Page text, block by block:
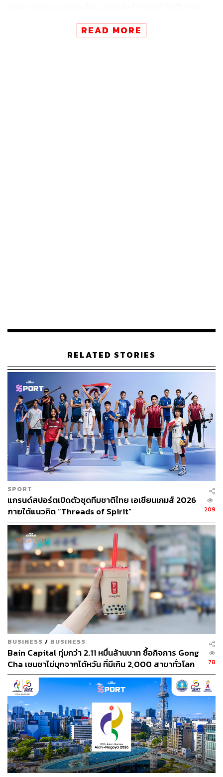
ในบรรยากาศเปิดกว้างและเข้าถึงง่าย ปี 2025 นี้ งานจัดขึ้น
Jokei – Scene (or Memory)
โดย Yoshiaki Kanamori
ผลงานนี้ได้แรงบันดาลใจจากภาพจำของเมืองในชีวิตประจำ
วัน เช่น เส้นทางเดินกลับบ้านตอนค่ำ หน้าต่างที่เหลือบมอง
โดยไม่ตั้งใจ หรือผนังที่แตะโดยไม่รู้ตัว Kanamori สร้างพื้นที่
จำลองโดยใช้บันไดเป็นโคมไฟ และลูกกรงหน้าต่างเป็นงาน
ติดตั้งแสง เพื่อ “เก็บชิ้นส่วน” ของฉากชีวิตประจำวันที่แอบ
ซ่อนอยู่ในความทรงจำ งานนี้จึงสื่อถึงการให้ความหมายกับ
สิ่งที่ดูธรรมดาๆ และชวนให้เราไตร่ตรองถึงความสัมพันธ์
ระหว่างสถาปัตยกรรมกับชีวิตประจำวันที่มักถูกมองข้าม
SEN‑AN
READ MORE
RELATED STORIES
SPORT
แกรนด์สปอร์ตเปิดตัวชุดทีมชาติไทย เอเชียนเกมส์ 2026
ภายใต้แนวคิด “Threads of Spirit”
209
BUSINESS / BUSINESS
Bain Capital ทุ่มกว่า 2.11 หมื่นล้านบาท ซื้อกิจการ Gong
Cha เชนชาไข่มุกจากไต้หวัน ที่มีเกิน 2,000 สาขาทั่วโลก
78